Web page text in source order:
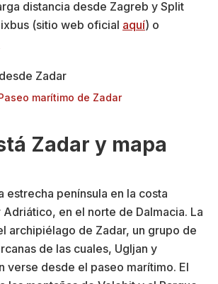
distancia desde Zagreb y Split
(sitio web oficial aquí) o
marítimo de Zadar
Zadar y mapa
estrecha península en la costa
en el norte de Dalmacia. La
archipiélago de Zadar, un grupo de
de las cuales, Ugljan y
verse desde el paseo marítimo. El